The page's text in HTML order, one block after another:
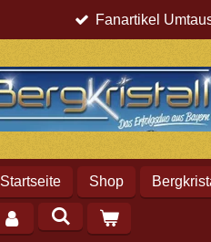
Fanartikel
Startseite Shop